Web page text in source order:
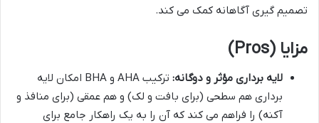
تصمیم گیری آگاهانه کمک می کند.
مزایا (Pros)
لایه برداری مؤثر و دوگانه:
ترکیب AHA و BHA امکان لایه
برداری هم سطحی (برای بافت و لک) و هم عمقی (برای منافذ و
آکنه) را فراهم می کند که آن را به یک راهکار جامع برای